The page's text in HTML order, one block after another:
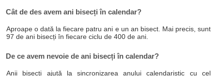
Cât de des avem ani bisecți în calendar?
Aproape o dată la fiecare patru ani e un an bisect. Mai precis, sunt
97 de ani bisecți în fiecare ciclu de 400 de ani.
De ce avem nevoie de ani bisecți în calendar?
Anii bisecți ajută la sincronizarea anului calendaristic cu cel